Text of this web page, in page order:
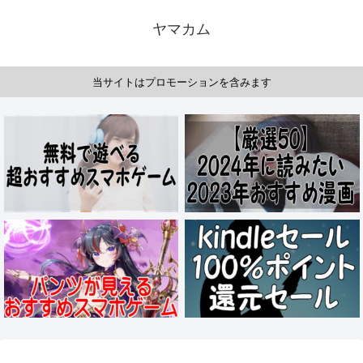
ヤマカム
当サイトはプロモーションを含みます